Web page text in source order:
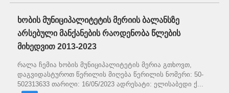
ხობის მუნიციპალიტეტის მერიის ბალანსზე
არსებული მანქანების რაოდენობა წლების
მიხედვით 2013-2023
რალა ჩემია ხობის მუნიციპალიტეტის მერია გთხოვთ,
დაგვიდასტუროთ წერილის მიღება წერილის ნომერი: 50-
502313633 თარიღი: 16/05/2023 ადრესატი: ელისაბედი ქ...